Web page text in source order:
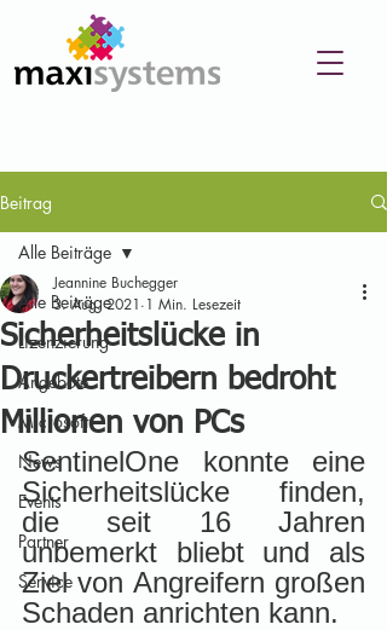
Beitrag
Alle Beiträge
Lizenzierung
Angebote
Microsoft
News
Events
Partner
Service
Alle Beiträge
Sicherheitslücke in
Druckertreibern bedroht
Millionen von PCs
Jeannine Buchegger
3. Aug. 2021 1 Min. Lesezeit
SentinelOne konnte eine
Sicherheitslücke finden,
die seit 16 Jahren
unbemerkt bliebt und als
Ziel von Angreifern großen
Schaden anrichten kann.